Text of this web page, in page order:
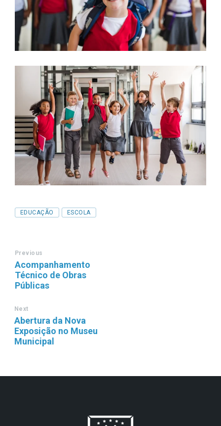
Tags
EDUCAÇÃO ESCOLA
Previous
Acompanhamento
Técnico de Obras
Públicas
Next
Abertura da Nova
Exposição no Museu
Municipal